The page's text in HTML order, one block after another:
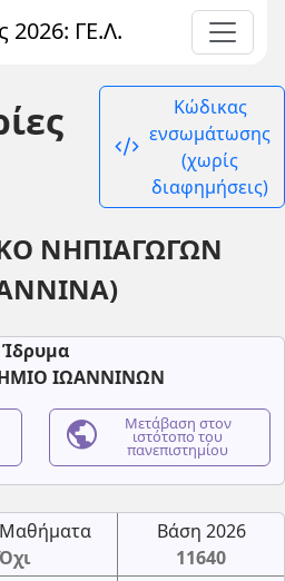
2026: ΓΕ.Λ.
code_xml
Κώδικας
ενσωμάτωσης
(χωρίς
διαφημήσεις)
ΝΗΠΙΑΓΩΓΩΝ
Ίδρυμα
ΙΩΑΝΝΙΝΩΝ
public Μετάβαση στον
ιστότοπο του
πανεπιστημίου
Μαθήματα
Βάση 2026
11640